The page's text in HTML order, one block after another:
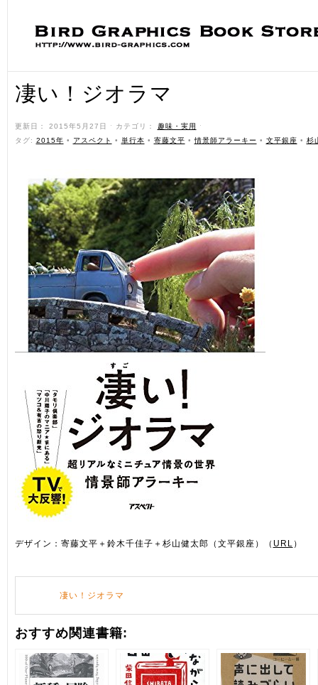
凄い！ジオラマ
更新日： 2015年5月27日 ˑ カテゴリ： 趣味・実用
ˑ
タグ: 2015年 • アスペクト • 単行本 • 寄藤文平 • 情景師アラーキー • 文平銀座 • 杉
デザイン：寄藤文平＋鈴木千佳子＋杉山健太郎（文平銀座）（ URL ）
凄い！ジオラマ
おすすめ関連書籍: